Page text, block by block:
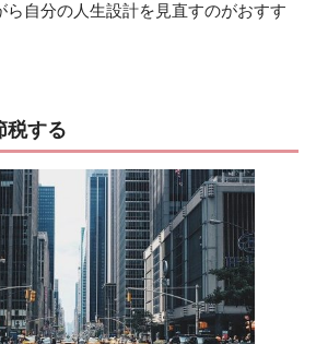
ら自分の人生設計を見直すのがおすす
税する